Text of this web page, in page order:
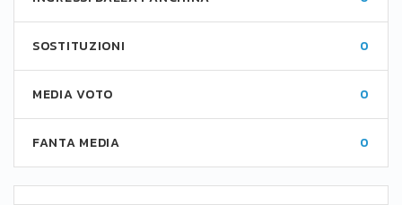
SOSTITUZIONI 0
MEDIA VOTO 0
FANTA MEDIA 0